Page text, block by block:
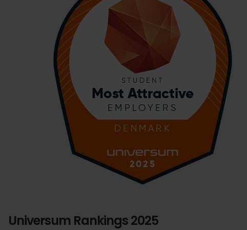
Universum Rankings 2025